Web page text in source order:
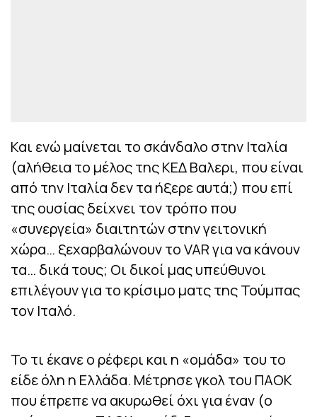
Και ενώ μαίνεται το σκάνδαλο στην Ιταλία
(αλήθεια το μέλος της ΚΕΔ Βαλερι, που είναι
από την Ιταλία δεν τα ήξερε αυτά;) που επί
της ουσίας δείχνει τον τρόπο που
«συνεργεία» διαιτητών στην γειτονική
χώρα… ξεχαρβαλώνουν το VAR για να κάνουν
τα… δικά τους; Οι δικοί μας υπεύθυνοι
επιλέγουν για το κρίσιμο ματς της Τούμπας
τον Ιταλό.
Το τι έκανε ο ρέφερι και η «ομάδα» του το
είδε όλη η Ελλάδα. Μέτρησε γκολ του ΠΑΟΚ
που έπρεπε να ακυρωθεί όχι για έναν (ο